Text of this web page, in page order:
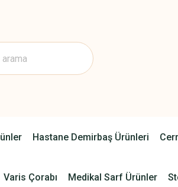
Hastane Demirbaş Ürünleri
Varis Çorabı Medikal Sarf Ürünler